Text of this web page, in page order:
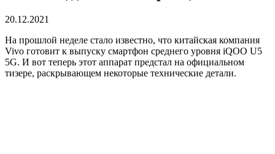
20.12.2021
На прошлой неделе стало известно, что китайская компания
Vivo готовит к выпуску смартфон среднего уровня iQOO U5
5G. И вот теперь этот аппарат предстал на официальном
тизере, раскрывающем некоторые технические детали.